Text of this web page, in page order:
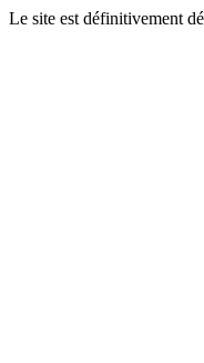
Le site est définitivement